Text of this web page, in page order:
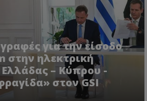
για την είσοδο
στην ηλεκτρική
– Κύπρου -
στον GSI
CookieScript
www.tothemaonline.com